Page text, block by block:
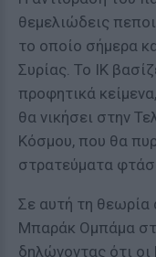
θεμελιώδεις
το οποίο σήμερα
Συρίας. Το ΙΚ
προφητικά
θα νικήσει στην
Κόσμου, που θα
στρατεύματα
Σε αυτή τη θεωρία
Μπαράκ Ομπάμα
δηλώνοντας ότι